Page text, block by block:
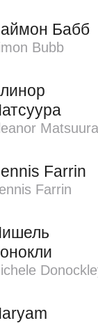
Бабб
Bubb
Matsuura
Farrin
Farrin